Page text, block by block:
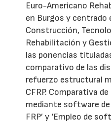
Euro-Americano
en Burgos y centrado
Construcción,
Rehabilitación y
las ponencias
comparativo de las
refuerzo estructural
CFRP. Comparativa
mediante software
FRP’ y ‘Empleo de